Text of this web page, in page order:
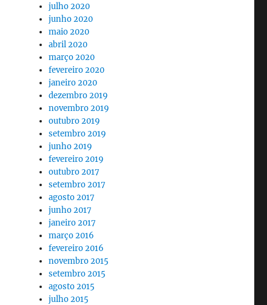
julho 2020
junho 2020
maio 2020
abril 2020
março 2020
fevereiro 2020
janeiro 2020
dezembro 2019
novembro 2019
outubro 2019
setembro 2019
junho 2019
fevereiro 2019
outubro 2017
setembro 2017
agosto 2017
junho 2017
janeiro 2017
março 2016
fevereiro 2016
novembro 2015
setembro 2015
agosto 2015
julho 2015